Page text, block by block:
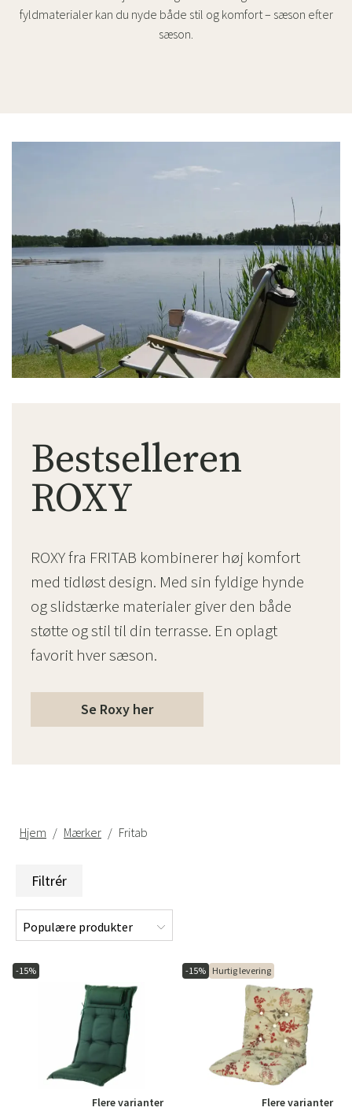
fyldmaterialer kan du nyde både stil og komfort – sæson efter
sæson.
Bestselleren
ROXY
ROXY fra FRITAB kombinerer høj komfort
med tidløst design. Med sin fyldige hynde
og slidstærke materialer giver den både
støtte og stil til din terrasse. En oplagt
favorit hver sæson.
Se Roxy her
Hjem Mærker Fritab
Filtrér
-15%
Flere varianter
-15% Hurtig levering
Flere varianter